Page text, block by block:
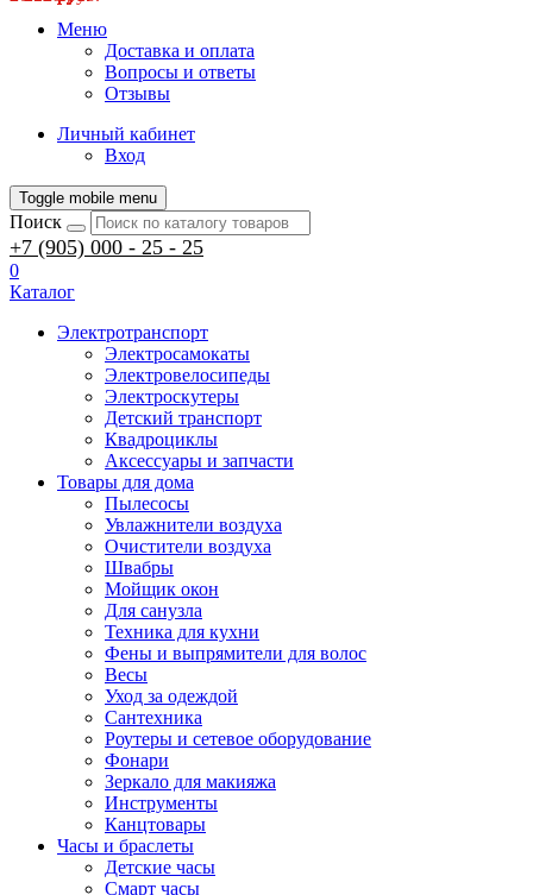
Меню
Доставка и оплата
Вопросы и ответы
Отзывы
Личный кабинет
Вход
Toggle mobile menu
Поиск
+7 (905) 000 - 25 - 25
0
Каталог
Электротранспорт
Электросамокаты
Электровелосипеды
Электроскутеры
Детский транспорт
Квадроциклы
Аксессуары и запчасти
Товары для дома
Пылесосы
Увлажнители воздуха
Очистители воздуха
Швабры
Мойщик окон
Для санузла
Техника для кухни
Фены и выпрямители для волос
Весы
Уход за одеждой
Сантехника
Роутеры и сетевое оборудование
Фонари
Зеркало для макияжа
Инструменты
Канцтовары
Часы и браслеты
Детские часы
Смарт часы